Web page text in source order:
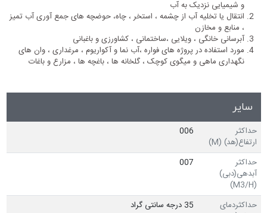
و شیمیایی نزدیک به آب
انتقال یا تخلیه آب از چشمه ، استخر ، چاه، حوضچه های جمع آوری آب تمیز
، منابع و مخازن
آبرسانی خانگی ، ویلایی ،ساختمانی ، کشاورزی و باغبانی
مورد استفاده در پروژه های فواره ،آب نما و آکواریوم ، مرغداری ، وان های
نگهداری ماهی و میگوی کوچک ، گلخانه ها ، باغچه ها ، مزارع و باغات
سایر
حداکثر
ارتفاع(هد) (M)
006
حداکثر
آبدهی(دبی)
(M3/H)
007
حداکثردمای
35 درجه سانتی گراد